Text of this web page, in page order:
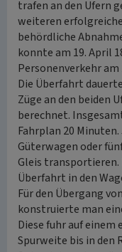
trafen an den Ufern
weiteren
behördliche
konnte am 19. April
Personenverkehr am
Die Überfahrt
Züge an den beiden
berechnet.
Fahrplan 20
Güterwagen oder
Gleis transportieren.
Überfahrt in den
Für den Übergang
konstruierte man
Diese fuhr auf
Spurweite bis in den